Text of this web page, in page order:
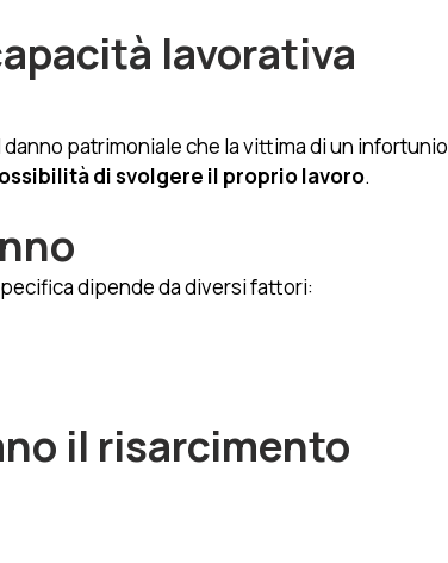
lavorativa
patrimoniale che la vittima di un infortunio
di svolgere il proprio lavoro.
dipende da diversi fattori:
il risarcimento